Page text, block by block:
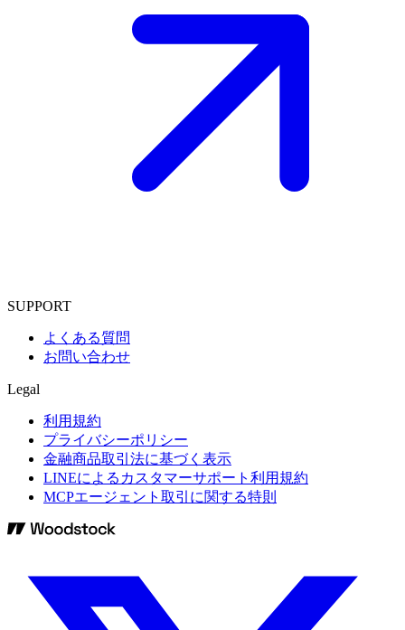
SUPPORT
よくある質問
お問い合わせ
Legal
利用規約
プライバシーポリシー
金融商品取引法に基づく表示
LINEによるカスタマーサポート利用規約
MCPエージェント取引に関する特則